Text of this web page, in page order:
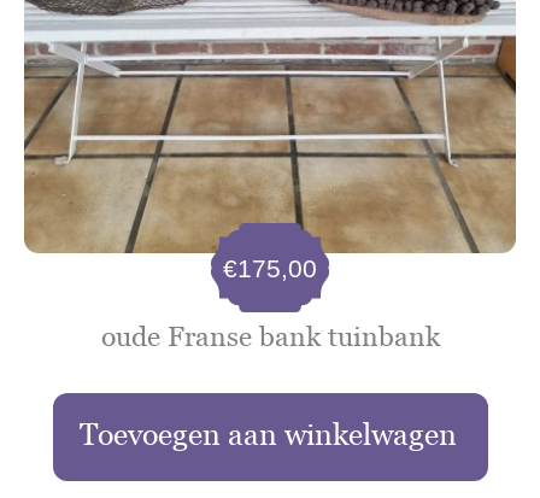
oude Franse bank tuinbank
€175,00
Toevoegen aan winkelwagen